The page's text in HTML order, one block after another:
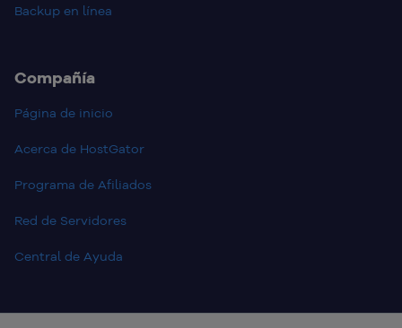
Backup en línea
Compañía
Página de inicio
Acerca de HostGator
Programa de Afiliados
Red de Servidores
Central de Ayuda